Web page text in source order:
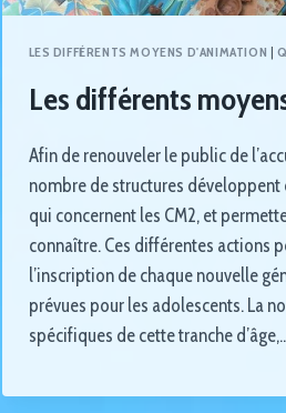
LES DIFFÉRENTS MOYENS D'ANIMATION |
Les différents
Afin de renouveler le public de
nombre de structures développent
qui concernent les CM2, et
connaître. Ces différentes actions
l’inscription de chaque nouvelle
prévues pour les adolescents. La
spécifiques de cette tranche